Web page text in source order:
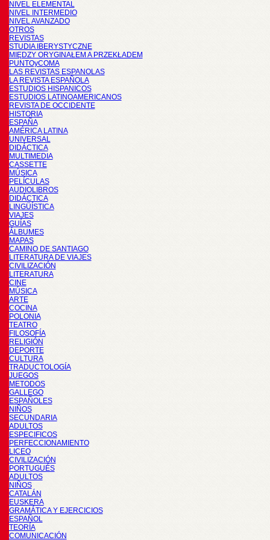
NIVEL ELEMENTAL
NIVEL INTERMEDIO
NIVEL AVANZADO
OTROS
REVISTAS
STUDIA IBERYSTYCZNE
MIĘDZY ORYGINAŁEM A PRZEKŁADEM
PUNTOyCOMA
LAS REVISTAS ESPANOLAS
LA REVISTA ESPAÑOLA
ESTUDIOS HISPANICOS
ESTUDIOS LATINOAMERICANOS
REVISTA DE OCCIDENTE
HISTORIA
ESPAÑA
AMÉRICA LATINA
UNIVERSAL
DIDÁCTICA
MULTIMEDIA
CASSETTE
MÚSICA
PELÍCULAS
AUDIOLIBROS
DIDÁCTICA
LINGÜÍSTICA
VIAJES
GUÍAS
ÁLBUMES
MAPAS
CAMINO DE SANTIAGO
LITERATURA DE VIAJES
CIVILIZACIÓN
LITERATURA
CINE
MÚSICA
ARTE
COCINA
POLONIA
TEATRO
FILOSOFÍA
RELIGIÓN
DEPORTE
CULTURA
TRADUCTOLOGÍA
JUEGOS
METODOS
GALLEGO
ESPAÑOLES
NIÑOS
SECUNDARIA
ADULTOS
ESPECIFICOS
PERFECCIONAMIENTO
LICEO
CIVILIZACIÓN
PORTUGUÉS
ADULTOS
NIÑOS
CATALÁN
EUSKERA
GRAMÁTICA Y EJERCICIOS
ESPAÑOL
TEORÍA
COMUNICACIÓN